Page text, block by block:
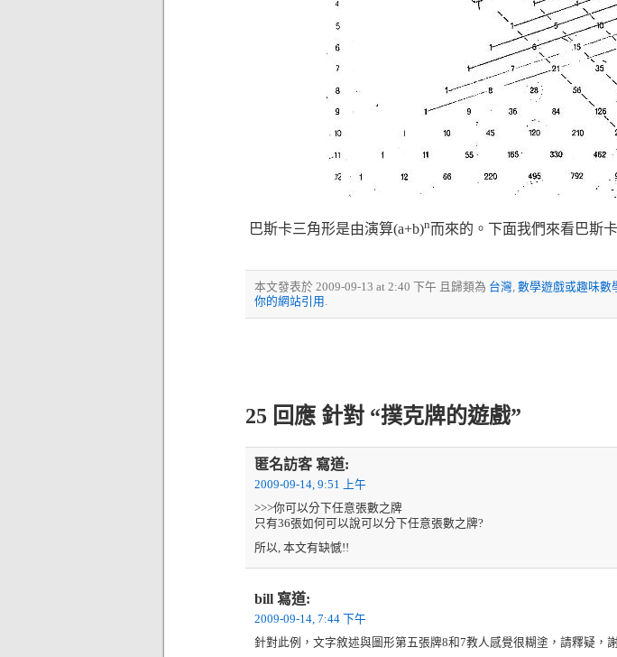
巴斯卡三角形是由演算(a+b)n而來的。下面我們來看巴斯
本文發表於 2009-09-13 at 2:40 下午 且歸類為 台灣 數學遊戲或趣味數
你的網站引用
25 回應 針對 “撲克牌的遊戲”
匿名訪客 寫道:
2009-09-14, 9:51 上午
>>>你可以分下任意張數之牌
只有36張如何可以說可以分下任意張數之牌?
所以, 本文有缺憾!!
bill 寫道:
2009-09-14, 7:44 下午
針對此例，文字敘述與圖形第五張牌8和7教人感覺很糊塗，請釋疑，